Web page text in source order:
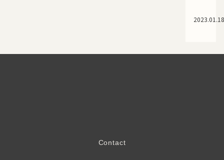
2023.01.18
Contact